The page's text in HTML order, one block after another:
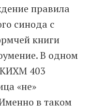
правила
синода с
книги
В одном
КИХМ 403
«не»
в таком